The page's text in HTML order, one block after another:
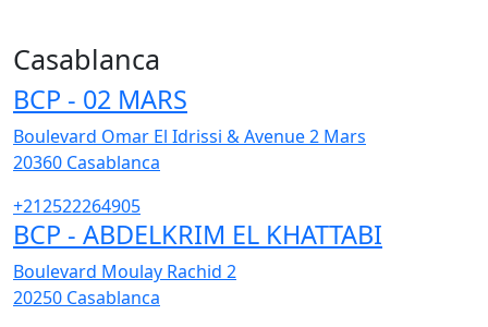
Casablanca
BCP - 02 MARS
Boulevard Omar El Idrissi & Avenue 2 Mars
20360 Casablanca
+212522264905
BCP - ABDELKRIM EL KHATTABI
Boulevard Moulay Rachid 2
20250 Casablanca